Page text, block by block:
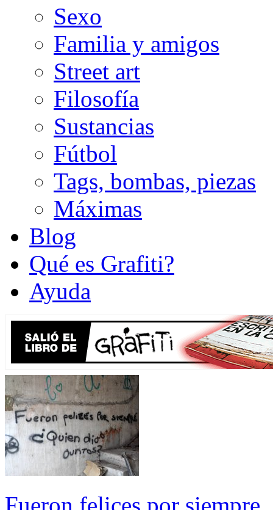
Sexo
Familia y amigos
Street art
Filosofía
Sustancias
Fútbol
Tags, bombas, piezas
Máximas
Blog
Qué es Grafiti?
Ayuda